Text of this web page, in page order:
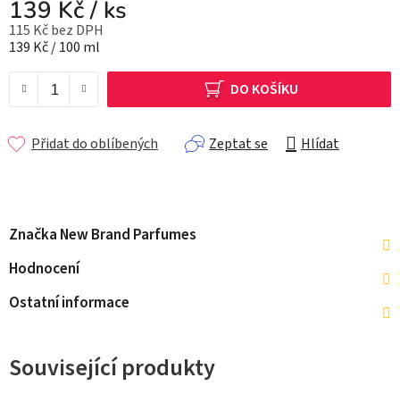
139 Kč/ ks
115 Kč bez DPH
Měrná cena:
139 Kč / 100 ml
DO KOŠÍKU
Zeptat se Hlídat
Přidat do oblíbených
Značka New Brand Parfumes
Hodnocení
Ostatní informace
Související produkty